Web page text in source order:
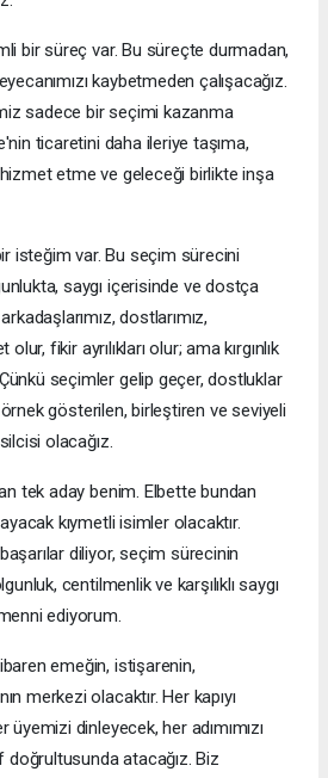
bir süreç var. Bu süreçte durmadan,
kaybetmeden çalışacağız.
sadece bir seçimi kazanma
ticaretini daha ileriye taşıma,
etme ve geleceği birlikte inşa
isteğim var. Bu seçim sürecini
saygı içerisinde ve dostça
dostlarımız,
fikir ayrılıkları olur; ama kırgınlık
seçimler gelip geçer, dostluklar
örnek gösterilen, birleştiren ve seviyeli
olacağız.
tek aday benim. Elbette bundan
kıymetli isimler olacaktır.
diliyor, seçim sürecinin
centilmenlik ve karşılıklı saygı
ediyorum.
emeğin, istişarenin,
merkezi olacaktır. Her kapıyı
dinleyecek, her adımımızı
doğrultusunda atacağız. Biz